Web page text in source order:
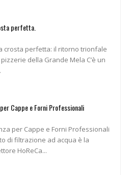
perfetta.
crosta perfetta: il ritorno trionfale
della Grande Mela C’è un
Cappe e Forni Professionali
per Cappe e Forni Professionali
di filtrazione ad acqua è la
HoReCa...